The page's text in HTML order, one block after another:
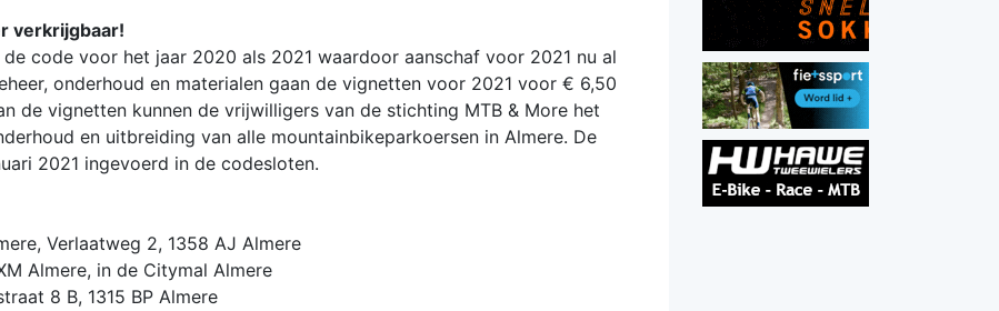
verkrijgbaar!
code voor het jaar 2020 als 2021 waardoor aanschaf voor 2021 nu al
onderhoud en materialen gaan de vignetten voor 2021 voor € 6,50
de vignetten kunnen de vrijwilligers van de stichting MTB & More het
en uitbreiding van alle mountainbikeparkoersen in Almere. De
2021 ingevoerd in de codesloten.
Verlaatweg 2, 1358 AJ Almere
Almere, in de Citymal Almere
8 B, 1315 BP Almere